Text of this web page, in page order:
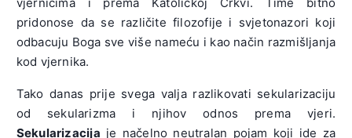
pridonose da se različite filozofije i svjetonazori koji
odbacuju Boga sve više nameću i kao način razmišljanja
kod vjernika.
Tako danas prije svega valja razlikovati sekularizaciju
od sekularizma i njihov odnos prema vjeri.
Sekularizacija je načelno neutralan pojam koji ide za